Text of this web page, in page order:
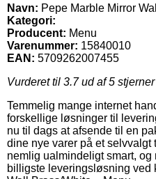
Navn: Pepe Marble Mirror
Kategori:
Producent: Menu
Varenummer: 15840010
EAN: 5709262007455
Vurderet til 3.7ud af 5
Temmelig mange internet
forskellige løsninger til
nu til dags at afsende til en
dine nye varer på et
nemlig ualmindeligt smart,
billigste leveringsløsning ved